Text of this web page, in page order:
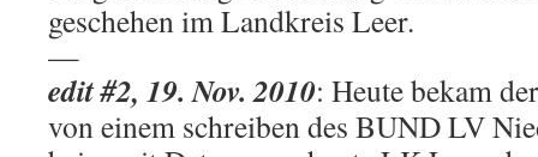
geschehen im Landkreis Leer.
—
edit #2, 19. Nov. 2010: Heute bekam
von einem schreiben des BUND LV